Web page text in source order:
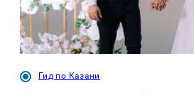
Гид по Казани